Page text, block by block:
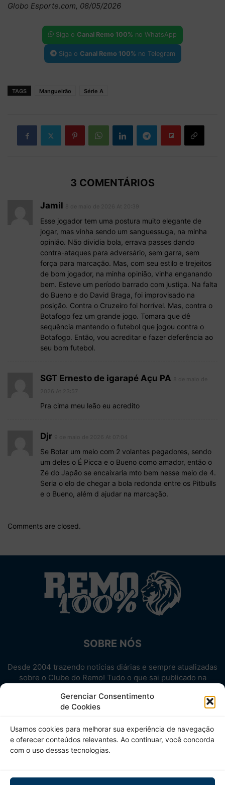
Gerenciar Consentimento
de Cookies
Usamos cookies para melhorar sua experiência de navegação
e oferecer conteúdos relevantes. Ao continuar, você concorda
com o uso dessas tecnologias.
Globo Esporte.com, 08/05/2026
Siga o Canal Remo 100% no WhatsApp
Siga o Canal Remo 100% no Telegram
TAGS Mangueirão Série A
3 COMENTÁRIOS
Jamil
Esse jogador tem uma postura muito elegante de
jogar, mas vinha sendo um sanguessuga, na minha
opinião. Não dividia bola, errava passes dando
contra-ataques para adversário, sem garra, sem
força para marcação. Mas, com seu estilo e trejeitos
de bom jogador, na minha opinião, vinha enganando
bem. Esteve um período barrado com justiça. Na falta
do Bueno e do David Braga, foi improvisado na
posição. Contra o Cruzeiro foi horrível. Mas, contra o
Botafogo fez um grande jogo. Tomara que dê
sequência mantendo o futebol que jogou contra o
Botafogo. Então, vou acreditar e fazer deferência ao
seu bom futebol.
SGT Ernesto de igarapé Açu PA
Pra cima meu leão eu acredito
Djr
Se Botar um meio com 2 volantes pegadores, sendo
um deles o É Picca e o Bueno como amador, então o
Zé do Japão se encaixaria mto bem nesse meio de 4.
Seria o elo de chegar a bola redonda entre os Pitbulls
e o Bueno, além d ajudar na marcação.
Comments are closed.
SOBRE NÓS
Desde 2004 trazendo notícias diárias e sempre atualizadas
sobre o Clube do Remo! Tudo o que sai publicado na
Aproveite! Site não-oficial.
SIGA-NOS